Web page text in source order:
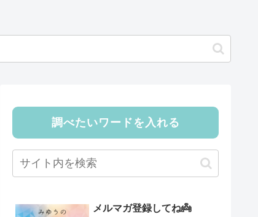
調べたいワードを入れる
メルマガ登録してね👼